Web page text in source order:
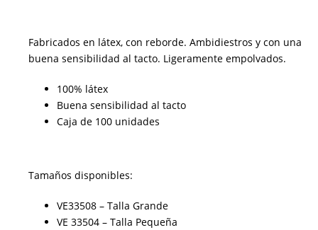
Fabricados en látex, con reborde. Ambidiestros y con una
buena sensibilidad al tacto. Ligeramente empolvados.
100% látex
Buena sensibilidad al tacto
Caja de 100 unidades
Tamaños disponibles:
VE33508 – Talla Grande
VE 33504 – Talla Pequeña